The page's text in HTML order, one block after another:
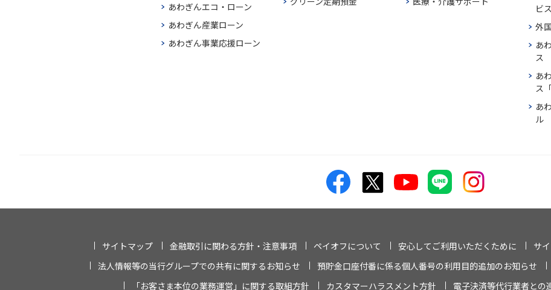
あわぎんエコ・ローン
あわぎん産業ローン
あわぎん事業応援ローン
ビス
外
あ
ス
あ
ス
あ
ル
サイトマップ 金融取引に関わる方針・注意事項 ペイオフについて 安心してご利用いただくために サ
法人情報等の当行グループでの共有に関するお知らせ
預貯金口座付番に係る個人番号の利用目的追加のお知らせ
「お客さま本位の業務運営」に関する取組方針
カスタマーハラスメント方針 電子決済等代行業者との